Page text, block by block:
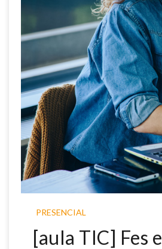
PRESENCIAL
[aula TIC] Fes